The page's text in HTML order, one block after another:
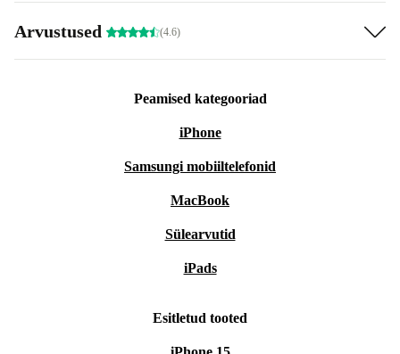
Arvustused (4.6)
Peamised kategooriad
iPhone
Samsungi mobiiltelefonid
MacBook
Sülearvutid
iPads
Esitletud tooted